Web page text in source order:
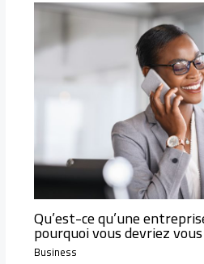
Qu’est-ce qu’une
pourquoi vous devriez
Business